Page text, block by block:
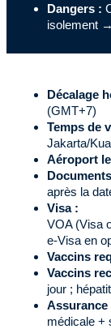
Dangers :
isolement
Décalage
(GMT+7)
Temps de
Jakarta/
Aéroport
après la
Visa :
VOA (Visa
e-Visa en
Vaccins
Vaccins
jour ;
Assurance
médicale +